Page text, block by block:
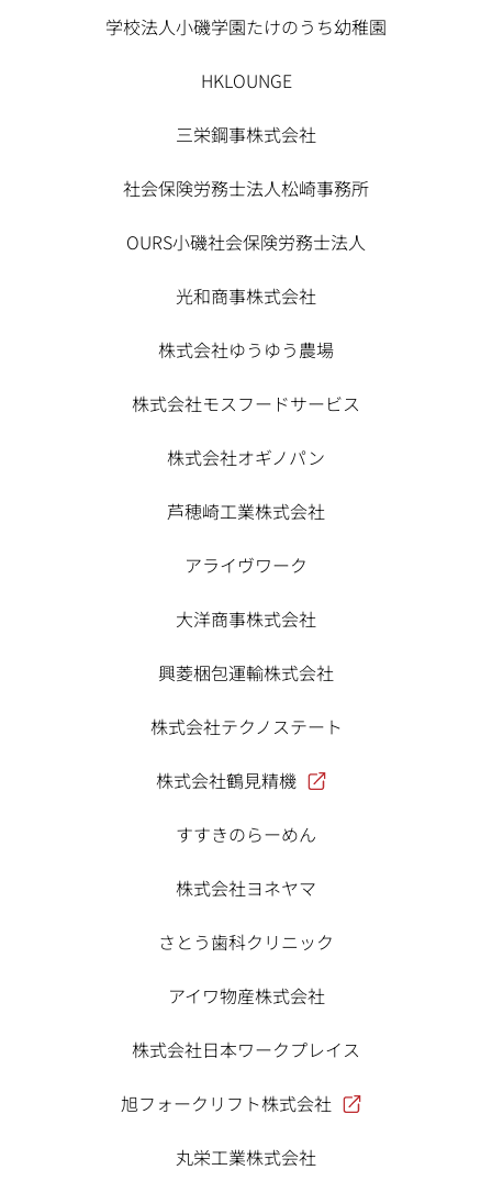
学校法人小磯学園たけのうち幼稚園
HKLOUNGE
三栄鋼事株式会社
社会保険労務士法人松崎事務所
OURS小磯社会保険労務士法人
光和商事株式会社
株式会社ゆうゆう農場
株式会社モスフードサービス
株式会社オギノパン
芦穂崎工業株式会社
アライヴワーク
大洋商事株式会社
興菱梱包運輸株式会社
株式会社テクノステート
株式会社鶴見精機
すすきのらーめん
株式会社ヨネヤマ
さとう歯科クリニック
アイワ物産株式会社
株式会社日本ワークプレイス
旭フォークリフト株式会社
丸栄工業株式会社